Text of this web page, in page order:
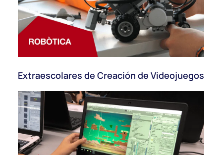
Extraescolares de Creación de Videojuegos